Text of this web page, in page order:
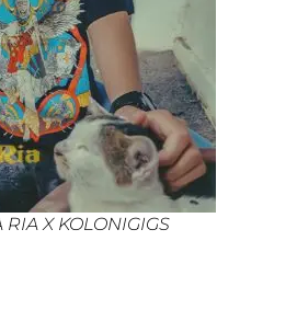
RIA X KOLONIGIGS